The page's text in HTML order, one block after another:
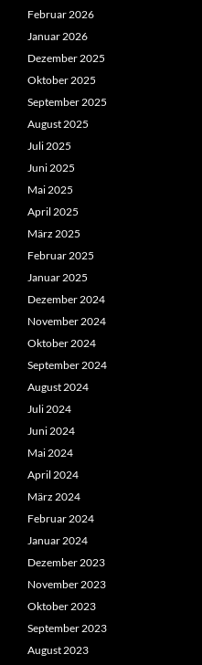
Februar 2026
Januar 2026
Dezember 2025
Oktober 2025
September 2025
August 2025
Juli 2025
Juni 2025
Mai 2025
April 2025
März 2025
Februar 2025
Januar 2025
Dezember 2024
November 2024
Oktober 2024
September 2024
August 2024
Juli 2024
Juni 2024
Mai 2024
April 2024
März 2024
Februar 2024
Januar 2024
Dezember 2023
November 2023
Oktober 2023
September 2023
August 2023